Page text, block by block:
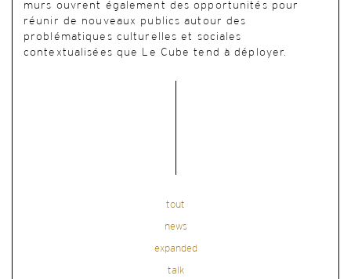
murs ouvrent également des opportunités pour
réunir de nouveaux publics autour des
problématiques culturelles et sociales
contextualisées que Le Cube tend à déployer.
tout
news
expanded
talk